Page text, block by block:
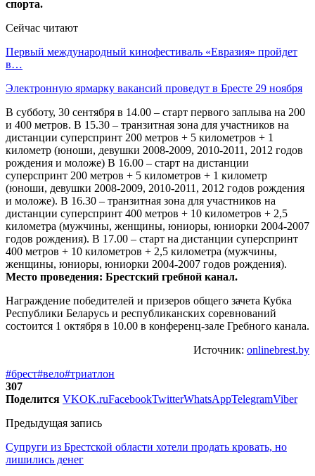
спорта.
Сейчас читают
Первый международный кинофестиваль «Евразия» пройдет
в…
Электронную ярмарку вакансий проведут в Бресте 29 ноября
В субботу, 30 сентября в 14.00 – старт первого заплыва на 200
и 400 метров. В 15.30 – транзитная зона для участников на
дистанции суперспринт 200 метров + 5 километров + 1
километр (юноши, девушки 2008-2009, 2010-2011, 2012 годов
рождения и моложе) В 16.00 – старт на дистанции
суперспринт 200 метров + 5 километров + 1 километр
(юноши, девушки 2008-2009, 2010-2011, 2012 годов рождения
и моложе). В 16.30 – транзитная зона для участников на
дистанции суперспринт 400 метров + 10 километров + 2,5
километра (мужчины, женщины, юниоры, юниорки 2004-2007
годов рождения). В 17.00 – старт на дистанции суперспринт
400 метров + 10 километров + 2,5 километра (мужчины,
женщины, юниоры, юниорки 2004-2007 годов рождения).
Место проведения: Брестский гребной канал.
Награждение победителей и призеров общего зачета Кубка
Республики Беларусь и республиканских соревнований
состоится 1 октября в 10.00 в конференц-зале Гребного канала.
Источник: onlinebrest.by
#брест#вело#триатлон
307
Поделится VKOK.ruFacebookTwitterWhatsAppTelegramViber
Предыдущая запись
Супруги из Брестской области хотели продать кровать, но
лишились денег